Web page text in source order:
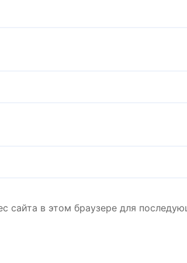
сайта в этом браузере для